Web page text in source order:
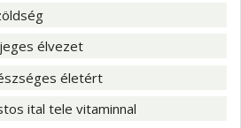
élvezet
életért
ital tele vitaminnal